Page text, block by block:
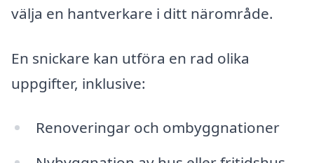
välja en hantverkare i ditt närområde.
En snickare kan utföra en rad olika
uppgifter, inklusive:
Renoveringar och ombyggnationer